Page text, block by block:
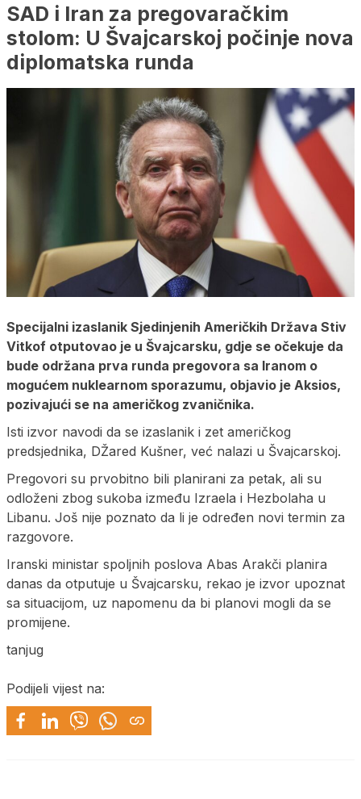
SAD i Iran za pregovaračkim
stolom: U Švajcarskoj počinje nova
diplomatska runda
Specijalni izaslanik Sjedinjenih Američkih Država Stiv
Vitkof otputovao je u Švajcarsku, gdje se očekuje da
bude održana prva runda pregovora sa Iranom o
mogućem nuklearnom sporazumu, objavio je Aksios,
pozivajući se na američkog zvaničnika.
Isti izvor navodi da se izaslanik i zet američkog
predsjednika, DŽared Kušner, već nalazi u Švajcarskoj.
Pregovori su prvobitno bili planirani za petak, ali su
odloženi zbog sukoba između Izraela i Hezbolaha u
Libanu. Još nije poznato da li je određen novi termin za
razgovore.
Iranski ministar spoljnih poslova Abas Arakči planira
danas da otputuje u Švajcarsku, rekao je izvor upoznat
sa situacijom, uz napomenu da bi planovi mogli da se
promijene.
tanjug
Podijeli vijest na: